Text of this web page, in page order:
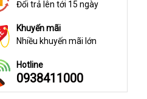
Đổi trả lên tới 15 ngày
Khuyến mãi
Nhiều khuyến mãi lớn
Hotline
0938411000